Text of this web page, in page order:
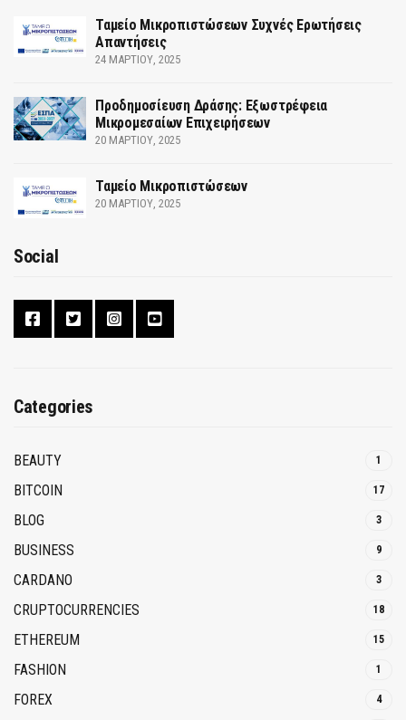
Ταμείο Μικροπιστώσεων Συχνές Ερωτήσεις
Απαντήσεις
24 ΜΑΡΤΊΟΥ, 2025
Προδημοσίευση Δράσης: Εξωστρέφεια
Μικρομεσαίων Επιχειρήσεων
20 ΜΑΡΤΊΟΥ, 2025
Ταμείο Μικροπιστώσεων
20 ΜΑΡΤΊΟΥ, 2025
Social
Categories
BEAUTY 1
BITCOIN 17
BLOG 3
BUSINESS 9
CARDANO 3
CRUPTOCURRENCIES 18
ETHEREUM 15
FASHION 1
FOREX 4